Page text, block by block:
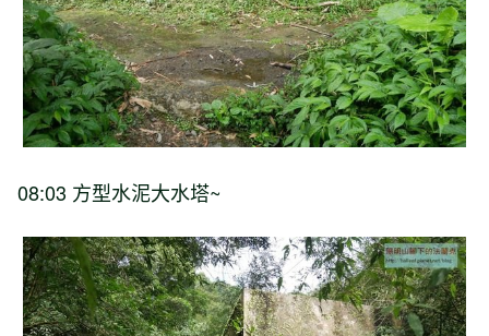
08:03 方型水泥大水塔~